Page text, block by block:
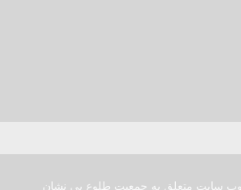
سایت متعلق به جمعیت طلوع بی نشان